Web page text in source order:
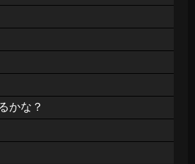
かな？